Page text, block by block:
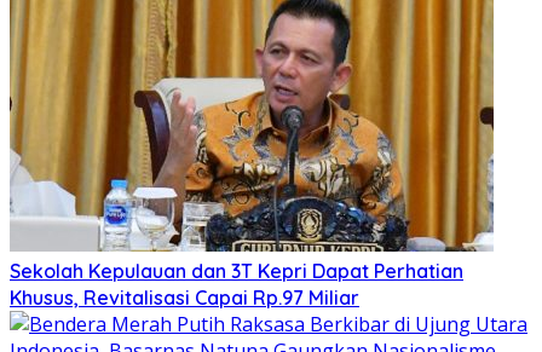
Sekolah Kepulauan dan 3T Kepri Dapat Perhatian
Khusus, Revitalisasi Capai Rp.97 Miliar